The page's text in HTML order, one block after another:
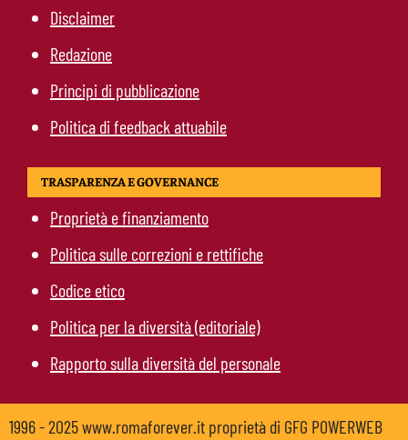
Disclaimer
Redazione
Principi di pubblicazione
Politica di feedback attuabile
TRASPARENZA E GOVERNANCE
Proprietà e finanziamento
Politica sulle correzioni e rettifiche
Codice etico
Politica per la diversità (editoriale)
Rapporto sulla diversità del personale
1996 - 2025 www.romaforever.it proprietà di GFG POWERWEB